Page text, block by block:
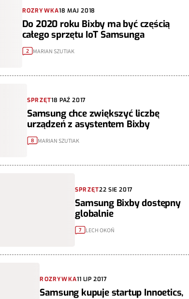
ROZRYWKA18 MAJ 2018
Do 2020 roku Bixby ma być częścią
całego sprzętu IoT Samsunga
2 MARIAN SZUTIAK
SPRZĘT18 PAŹ 2017
Samsung chce zwiększyć liczbę
urządzeń z asystentem Bixby
8 MARIAN SZUTIAK
SPRZĘT22 SIE 2017
Samsung Bixby dostępny
globalnie
7 LECH OKOŃ
ROZRYWKA11 LIP 2017
Samsung kupuje startup Innoetics,